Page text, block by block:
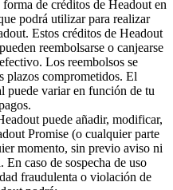
de créditos de Headout en
podrá utilizar para realizar
Estos créditos de Headout
reembolsarse o canjearse
Los reembolsos se
plazos comprometidos. El
puede variar en función de tu
puede añadir, modificar,
Promise (o cualquier parte
momento, sin previo aviso ni
En caso de sospecha de uso
fraudulenta o violación de